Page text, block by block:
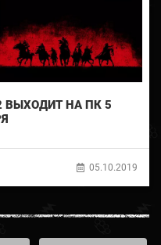
2 ВЫХОДИТ НА ПК 5
05.10.2019